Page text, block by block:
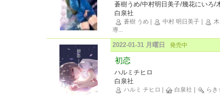
蒼樹うめ/中村明日美子/幾花にいろ/
白泉社
蒼樹 うめ 中村 明日美子
導...
2022-01-31 月曜日 発売中
初恋
ハルミチヒロ
白泉社
ハルミ チヒロ 白泉社
ら